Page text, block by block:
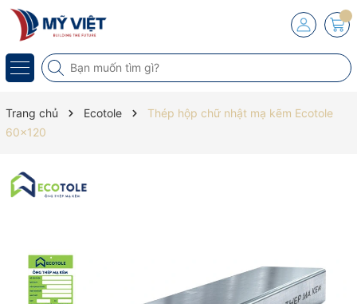
Trang chủ Ecotole
Thép hộp chữ nhật mạ kẽm Ecotole
60x120